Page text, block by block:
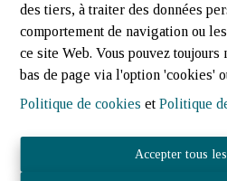
des tiers, à traiter des données
comportement de navigation ou
ce site Web. Vous pouvez
bas de page via l'option 'cookies'
Politique de cookies etPolitique
Accepter tous
2 1 1